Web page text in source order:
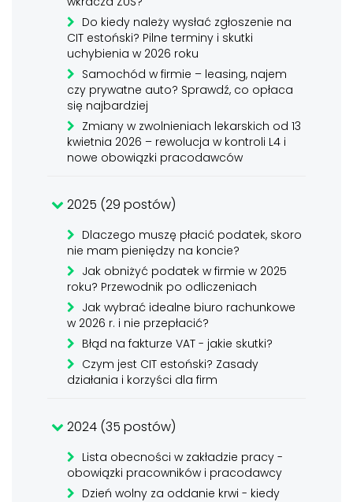
Do kiedy należy wysłać zgłoszenie na
CIT estoński? Pilne terminy i skutki
uchybienia w 2026 roku
Samochód w firmie – leasing, najem
czy prywatne auto? Sprawdź, co opłaca
się najbardziej
Zmiany w zwolnieniach lekarskich od 13
kwietnia 2026 – rewolucja w kontroli L4 i
nowe obowiązki pracodawców
2025 (29 postów)
Dlaczego muszę płacić podatek, skoro
nie mam pieniędzy na koncie?
Jak obniżyć podatek w firmie w 2025
roku? Przewodnik po odliczeniach
Jak wybrać idealne biuro rachunkowe
w 2026 r. i nie przepłacić?
Błąd na fakturze VAT - jakie skutki?
Czym jest CIT estoński? Zasady
działania i korzyści dla firm
2024 (35 postów)
Lista obecności w zakładzie pracy -
obowiązki pracowników i pracodawcy
Dzień wolny za oddanie krwi - kiedy